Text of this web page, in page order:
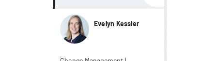
Evelyn Kessler